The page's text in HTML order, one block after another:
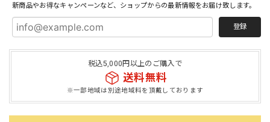
新商品やお得なキャンペーンなど、ショップからの最新情報をお届け致します。
登録
税込5,000円以上のご購入で
送料無料
※一部地域は別途地域料を頂戴しております